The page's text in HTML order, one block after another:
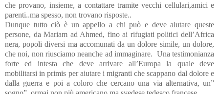
che provano, insieme, a contattare tramite vecchi cellulari,amici e
parenti..ma spesso, non trovano risposte..
Dunque tutto ciò è un appello a chi può e deve aiutare queste
persone, da Mariam ad Ahmed, fino ai rifugiati politici dell’Africa
nera, popoli diversi ma accomunati da un dolore simile, un dolore,
che noi, non riusciamo neanche ad immaginare. Una testimonianza
forte ed intesta che deve arrivare all’Europa la quale deve
mobilitarsi in primis per aiutare i migranti che scappano dal dolore e
dalla guerra e poi a coloro che cercano una via alternativa, un”